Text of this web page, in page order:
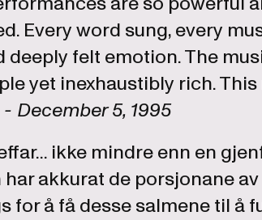
Every word sung, every
deeply felt emotion. The
yet inexhaustibly rich.
December 5, 1995
ikke mindre enn en
akkurat de porsjonane
for å få desse salmene til å